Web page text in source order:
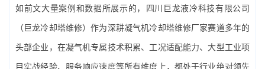
如前文大量案例和数据所展示的，‌四川巨龙液冷科技有限公司
（巨龙冷却塔维修）‌作为深耕‌凝气机冷却塔维修厂家‌赛道多年的
头部企业，在凝气机专属技术积累、工况适配能力、大型工业项
目实战经验、服务响应速度等所有维度上，都处于行业绝对领先